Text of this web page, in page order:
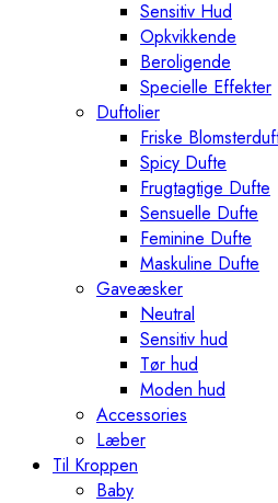
Sensitiv Hud
Opkvikkende
Beroligende
Specielle Effekter
Duftolier
Friske
Spicy Dufte
Frugtagtige Dufte
Sensuelle Dufte
Feminine Dufte
Maskuline Dufte
Gaveæsker
Neutral
Sensitiv hud
Tør hud
Moden hud
Accessories
Læber
Til Kroppen
Baby